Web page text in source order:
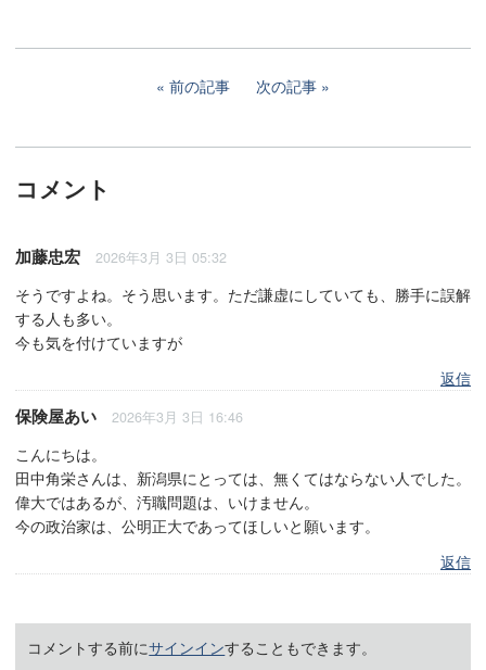
前の記事 次の記事
コメント
加藤忠宏 2026年3月 3日 05:32
そうですよね。そう思います。ただ謙虚にしていても、勝手に誤解
する人も多い。
今も気を付けていますが
返信
保険屋あい 2026年3月 3日 16:46
こんにちは。
田中角栄さんは、新潟県にとっては、無くてはならない人でした。
偉大ではあるが、汚職問題は、いけません。
今の政治家は、公明正大であってほしいと願います。
返信
コメントする前にサインインすることもできます。